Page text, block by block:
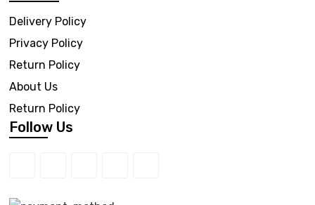
Delivery Policy
Privacy Policy
Return Policy
About Us
Return Policy
Follow Us